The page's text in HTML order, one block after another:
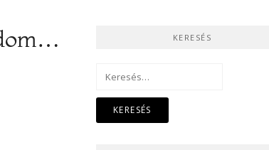
KERESÉS
Keresés: